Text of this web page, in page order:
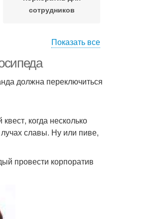
сотрудников
Показать все
должна переключиться
когда несколько
славы. Ну или пиве,
провести корпоратив